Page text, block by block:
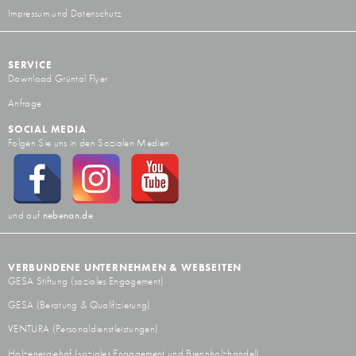
Impressum und Datenschutz
SERVICE
Download Grüntal Flyer
Anfrage
SOCIAL MEDIA
Folgen Sie uns in den Sozialen Medien
und auf nebenan.de
VERBUNDENE UNTERNEHMEN & WEBSEITEN
GESA Stiftung (soziales Engagement)
GESA (Beratung & Qualifizierung)
VENTURA (Personaldienstleistungen)
Holzenergiehof (soziales Engagement und Brennholzhandel)